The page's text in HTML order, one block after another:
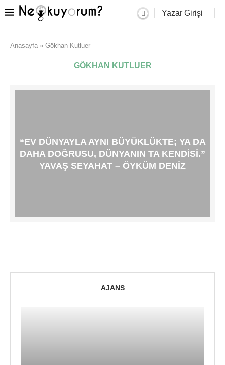
Yazar Girişi
Anasayfa » Gökhan Kutluer
GÖKHAN KUTLUER
“EV DÜNYAYLA AYNI BÜYÜKLÜKTE; YA DA
DAHA DOĞRUSU, DÜNYANIN TA KENDISI.”
YAVAŞ SEYAHAT – ÖYKÜM DENIZ
AJANS